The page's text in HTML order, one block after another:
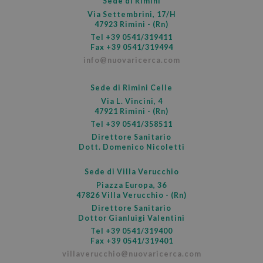
Via Settembrini, 17/H
47923 Rimini - (Rn)
Tel +39 0541/319411
Fax +39 0541/319494
info@nuovaricerca.com
Sede di Rimini Celle
Via L. Vincini, 4
47921 Rimini - (Rn)
Tel +39 0541/358511
Direttore Sanitario
Dott. Domenico Nicoletti
Sede di Villa Verucchio
Piazza Europa, 36
47826 Villa Verucchio - (Rn)
Direttore Sanitario
Dottor Gianluigi Valentini
Tel +39 0541/319400
Fax +39 0541/319401
villaverucchio@nuovaricerca.com
PHPSESSID
PHP.net